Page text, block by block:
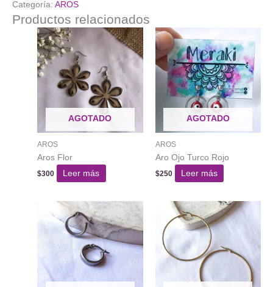
Categoría: AROS
Productos relacionados
AGOTADO
AROS
Aros Flor
$300 Leer más
AGOTADO
AROS
Aro Ojo Turco Rojo
$250 Leer más